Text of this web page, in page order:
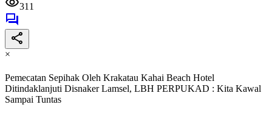
311
×
Pemecatan Sepihak Oleh Krakatau Kahai Beach Hotel
Ditindaklanjuti Disnaker Lamsel, LBH PERPUKAD : Kita Kawal
Sampai Tuntas